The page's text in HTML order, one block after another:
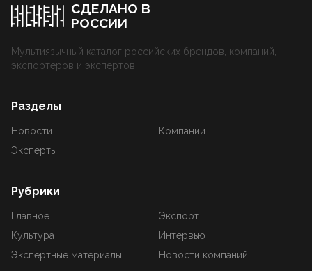
СДЕЛАНО В
РОССИИ
Мультиязычный каталог российских брендов, компаний,
экспортеров и экспертов.
Разделы
Новости
Компании
Эксперты
Рубрики
Главное
Экспорт
Культура
Интервью
Экспертные материалы
Новости компаний